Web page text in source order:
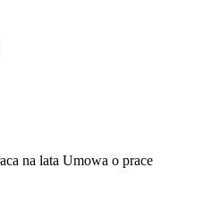
na lata Umowa o prace